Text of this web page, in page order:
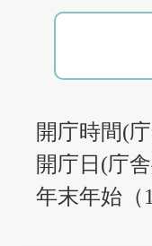
開庁時間(
開庁日(庁
年末年始（